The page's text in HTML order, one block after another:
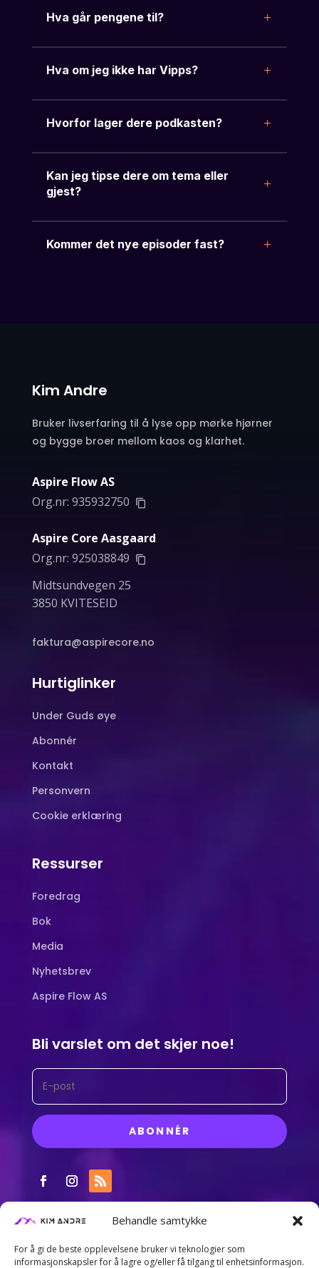
Behandle samtykke
For å gi de beste opplevelsene bruker vi teknologier som
informasjonskapsler for å lagre og/eller få tilgang til enhetsinformasjon.
Hva går pengene til?
Hva om jeg ikke har Vipps?
Hvorfor lager dere podkasten?
Kan jeg tipse dere om tema eller
gjest?
Kommer det nye episoder fast?
Kim Andre
Bruker livserfaring til å lyse opp mørke hjørner
og bygge broer mellom kaos og klarhet.
Aspire Flow AS
Org.nr: 935932750
Aspire Core Aasgaard
Org.nr: 925038849
Midtsundvegen 25
3850 KVITESEID
faktura@aspirecore.no
Hurtiglinker
Under Guds øye
Abonnér
Kontakt
Personvern
Cookie erklæring
Ressurser
Foredrag
Bok
Media
Nyhetsbrev
Aspire Flow AS
Bli varslet om det skjer noe!
ABONNÉR